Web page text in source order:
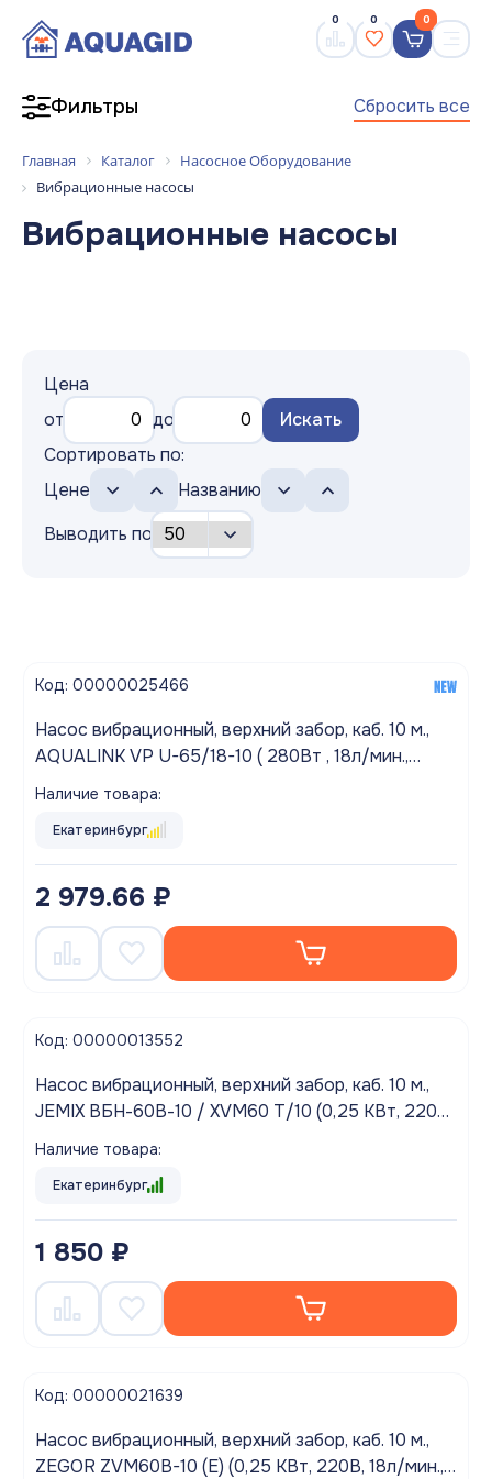
0 0 0
Фильтры Сбросить все
Главная Каталог
Насосное Оборудование
Вибрационные насосы
Вибрационные насосы
Цена
от
до
Искать
Сортировать по:
Цене
Названию
Выводить по
Код: 00000025466
Насос вибрационный, верхний забор, каб. 10 м.,
AQUALINK VP U-65/18-10 ( 280Вт , 18л/мин.,
напор 65м.)
Наличие товара:
Екатеринбург
2 979.66 ₽
Код: 00000013552
Насос вибрационный, верхний забор, каб. 10 м.,
JEMIX ВБН-60В-10 / XVM60 T/10 (0,25 КВт, 220В,
20л/мин., 60м.)
Наличие товара:
Екатеринбург
1 850 ₽
Код: 00000021639
Насос вибрационный, верхний забор, каб. 10 м.,
ZEGOR ZVM60B-10 (Е) (0,25 КВт, 220В, 18л/мин.,